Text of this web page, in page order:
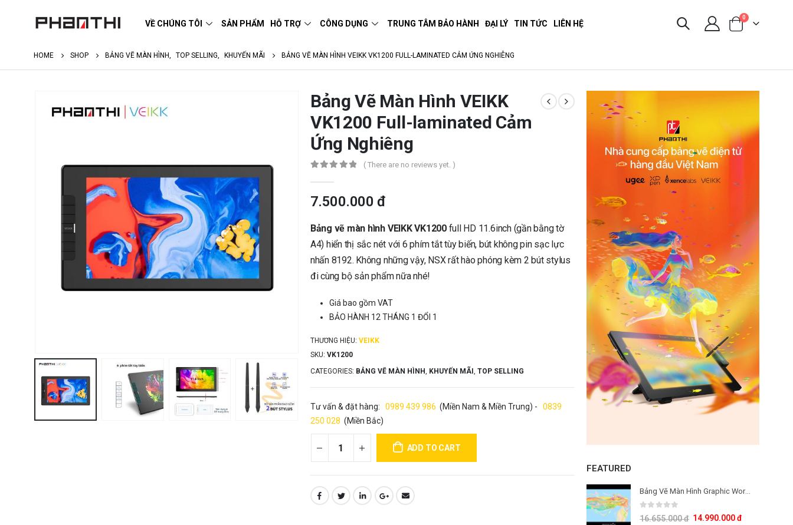
VỀ CHÚNG TÔI SẢN PHẨM HỖ TRỢ CÔNG DỤNG TRUNG TÂM BẢO HÀNH ĐẠI LÝ TIN TỨC LIÊN HỆ
0
HOME SHOP BẢNG VẼ MÀN HÌNH, TOP SELLING, KHUYẾN MÃI BẢNG VẼ MÀN HÌNH VEIKK VK1200 FULL-LAMINATED CẢM ỨNG NGHIÊNG
Bảng Vẽ Màn Hình VEIKK
VK1200 Full-laminated Cảm
Ứng Nghiêng
( There are no reviews yet. )
7.500.000đ
Bảng vẽ màn hình VEIKK VK1200full HD 11.6inch (gần bằng tờ
A4) hiển thị sắc nét với 6 phím tắt tùy biến, bút không pin sạc lực
nhấn 8192. Không những vậy, NSX rất hào phóng kèm 2 bút stylus
đi cùng bộ sản phẩm nữa nhé!
Giá bao gồm VAT
BẢO HÀNH 12 THÁNG 1 ĐỔI 1
THƯƠNG HIỆU: VEIKK
SKU: VK1200
CATEGORIES: BẢNG VẼ MÀN HÌNH, KHUYẾN MÃI , TOP SELLING
Tư vấn & đặt hàng: 0989 439 986 (Miền Nam & Miền Trung) - 0839
250 028 (Miền Bắc)
ADD TO CART
FEATURED
Bảng Vẽ Màn Hình Graphic World GW-13.3HD OLED: Công Nghệ Màn Hình OLED Thế Hệ Mới
0 out of 5
16.655.000đ 14.990.000đ